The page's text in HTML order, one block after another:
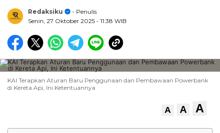
Redaksiku
- Penulis
Senin, 27 Oktober 2025 - 11:38 WIB
KAI Terapkan Aturan Baru Penggunaan dan Pembawaan Powerbank
di Kereta Api, Ini Ketentuannya
A A A